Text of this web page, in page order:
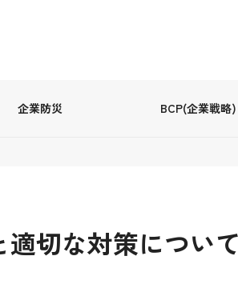
企業防災 BCP(企業戦略)
切な対策について